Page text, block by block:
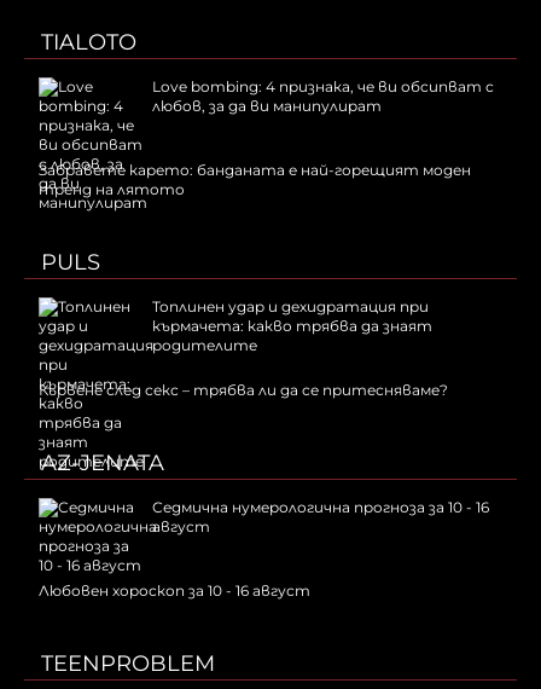
TIALOTO
Love bombing: 4 признака, че ви обсипват с
любов, за да ви манипулират
Забравете карето: банданата е най-горещият моден
тренд на лятото
PULS
Топлинен удар и дехидратация при
кърмачета: какво трябва да знаят
родителите
Кървене след секс – трябва ли да се притесняваме?
AZ-JENATA
Седмична нумерологична прогноза за 10 - 16
август
Любовен хороскоп за 10 - 16 август
TEENPROBLEM